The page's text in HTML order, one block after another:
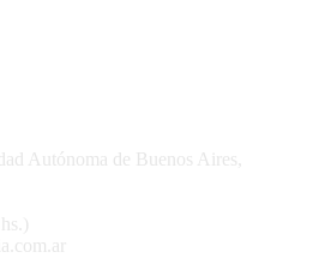
Autónoma de Buenos Aires,